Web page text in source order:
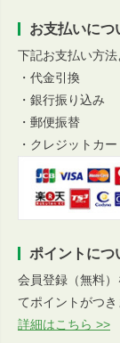
お支払いにつ
下記お支払い方法
・代金引換
・銀行振り込み
・郵便振替
・クレジットカー
ポイントにつ
会員登録（無料
てポイントがつき
詳細はこちら >>